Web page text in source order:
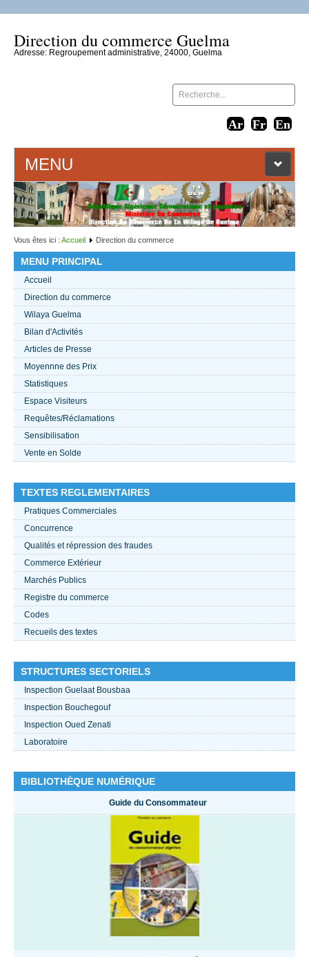
Direction du commerce Guelma
Adresse: Regroupement administrative, 24000, Guelma
MENU
ACCUEIL
LIENS WEB
CONTACT
TEXTES 2021
ACTUALITÉS 2021
????
Vous êtes ici : Accueil Direction du commerce
MENU PRINCIPAL
Accueil
Direction du commerce
Wilaya Guelma
Bilan d'Activités
Articles de Presse
Moyennne des Prix
Statistiques
Espace Visiteurs
Requêtes/Réclamations
Sensibilisation
Vente en Solde
TEXTES REGLEMENTAIRES
Pratiques Commerciales
Concurrence
Qualités et répression des fraudes
Commerce Extérieur
Marchés Publics
Registre du commerce
Codes
Recueils des textes
STRUCTURES SECTORIELS
Inspection Guelaat Bousbaa
Inspection Bouchegouf
Inspection Oued Zenati
Laboratoire
BIBLIOTHÈQUE NUMÉRIQUE
Guide du Consommateur